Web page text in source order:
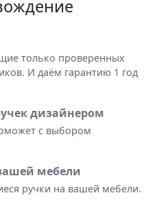
только проверенных
И даём гарантию 1 год
дизайнером
с выбором
мебели
ручки на вашей мебели.